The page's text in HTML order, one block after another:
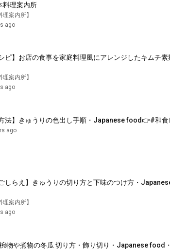
料理案内所
案内所】
ago
ピ】お店の食事を家庭料理風にアレンジしたキムチ
案内所】
ago
方法】きゅうりの色出し手順・Japanese food👉#和
ago
しらえ】きゅうりの切り方と下味のつけ方・
案内所】
ago
椀物や煮物の冬瓜 切り方・飾り切り・Japanese